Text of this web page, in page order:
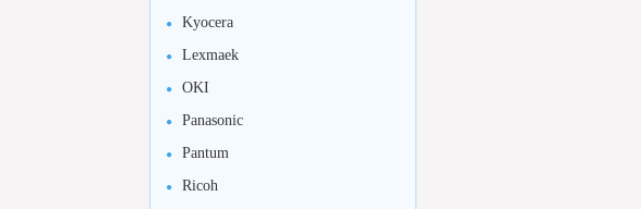
Kyocera
Lexmaek
OKI
Panasonic
Pantum
Ricoh